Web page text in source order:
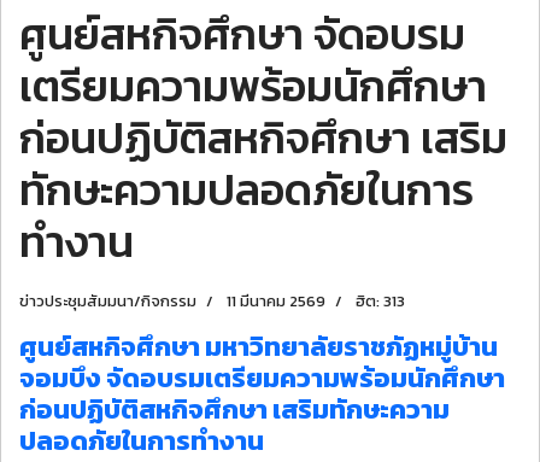
ศูนย์สหกิจศึกษา จัดอบรม
เตรียมความพร้อมนักศึกษา
ก่อนปฏิบัติสหกิจศึกษา เสริม
ทักษะความปลอดภัยในการ
ทำงาน
ข่าวประชุมสัมมนา/กิจกรรม 11 มีนาคม 2569 ฮิต: 313
ศูนย์สหกิจศึกษา มหาวิทยาลัยราชภัฏหมู่บ้าน
จอมบึง จัดอบรมเตรียมความพร้อมนักศึกษา
ก่อนปฏิบัติสหกิจศึกษา เสริมทักษะความ
ปลอดภัยในการทำงาน